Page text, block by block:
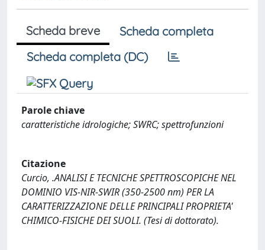
Scheda breve
Scheda completa
Scheda completa (DC)
Parole chiave
caratteristiche idrologiche; SWRC; spettrofunzioni
Citazione
Curcio, .ANALISI E TECNICHE SPETTROSCOPICHE NEL
DOMINIO VIS-NIR-SWIR (350-2500 nm) PER LA
CARATTERIZZAZIONE DELLE PRINCIPALI PROPRIETA'
CHIMICO-FISICHE DEI SUOLI. (Tesi di dottorato).